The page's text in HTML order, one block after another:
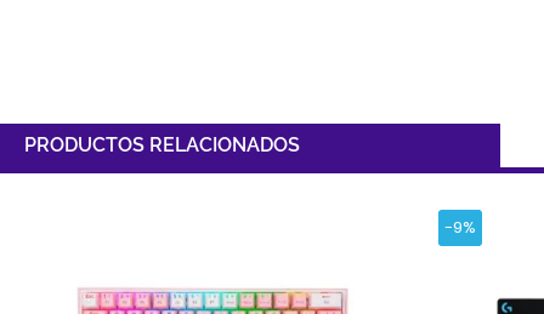
PRODUCTOS RELACIONADOS
-9%